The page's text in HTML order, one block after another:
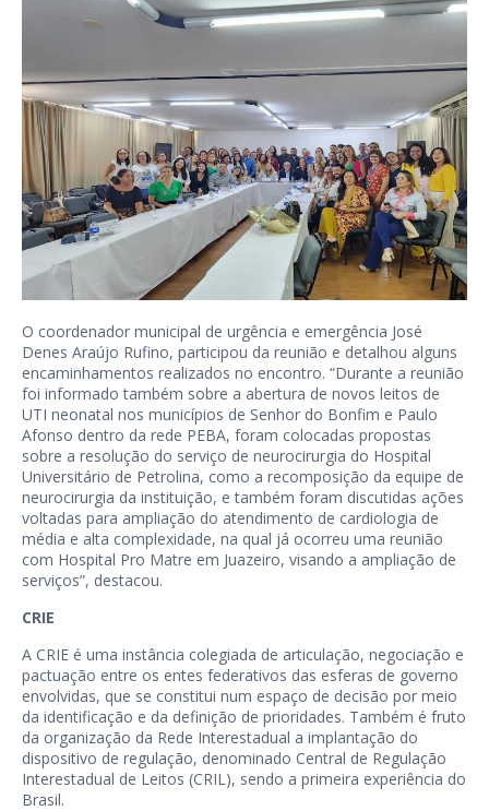
O coordenador municipal de urgência e emergência José
Denes Araújo Rufino, participou da reunião e detalhou alguns
encaminhamentos realizados no encontro. “Durante a reunião
foi informado também sobre a abertura de novos leitos de
UTI neonatal nos municípios de Senhor do Bonfim e Paulo
Afonso dentro da rede PEBA, foram colocadas propostas
sobre a resolução do serviço de neurocirurgia do Hospital
Universitário de Petrolina, como a recomposição da equipe de
neurocirurgia da instituição, e também foram discutidas ações
voltadas para ampliação do atendimento de cardiologia de
média e alta complexidade, na qual já ocorreu uma reunião
com Hospital Pro Matre em Juazeiro, visando a ampliação de
serviços”, destacou.
CRIE
A CRIE é uma instância colegiada de articulação, negociação e
pactuação entre os entes federativos das esferas de governo
envolvidas, que se constitui num espaço de decisão por meio
da identificação e da definição de prioridades. Também é fruto
da organização da Rede Interestadual a implantação do
dispositivo de regulação, denominado Central de Regulação
Interestadual de Leitos (CRIL), sendo a primeira experiência do
Brasil.